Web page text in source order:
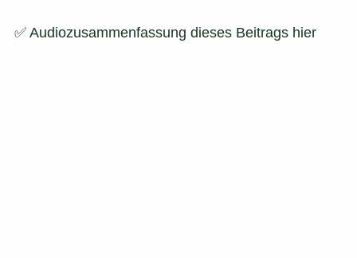
✅ Audiozusammenfassung dieses Beitrags hier